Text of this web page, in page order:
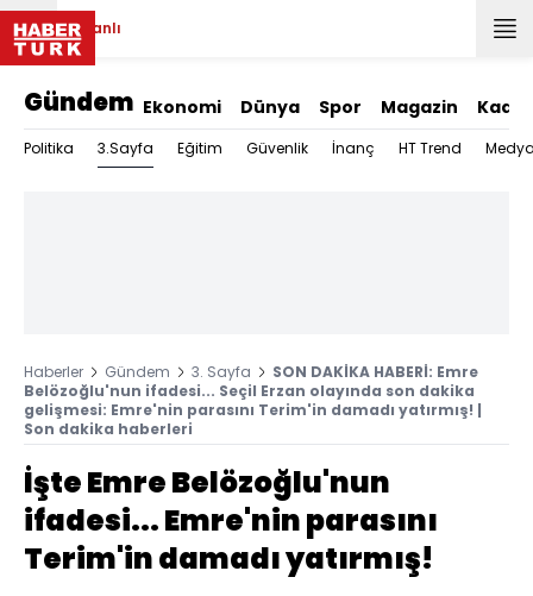
Canlı
Gündem Ekonomi Dünya Spor Magazin Kadın
Politika 3.Sayfa Eğitim Güvenlik İnanç HT Trend
Haberler Gündem 3. Sayfa
SON DAKİKA HABERİ: Emre
Belözoğlu'nun ifadesi... Seçil Erzan olayında son dakika
gelişmesi: Emre'nin parasını Terim'in damadı yatırmış! |
Son dakika haberleri
İşte Emre Belözoğlu'nun
ifadesi... Emre'nin parasını
Terim'in damadı yatırmış!